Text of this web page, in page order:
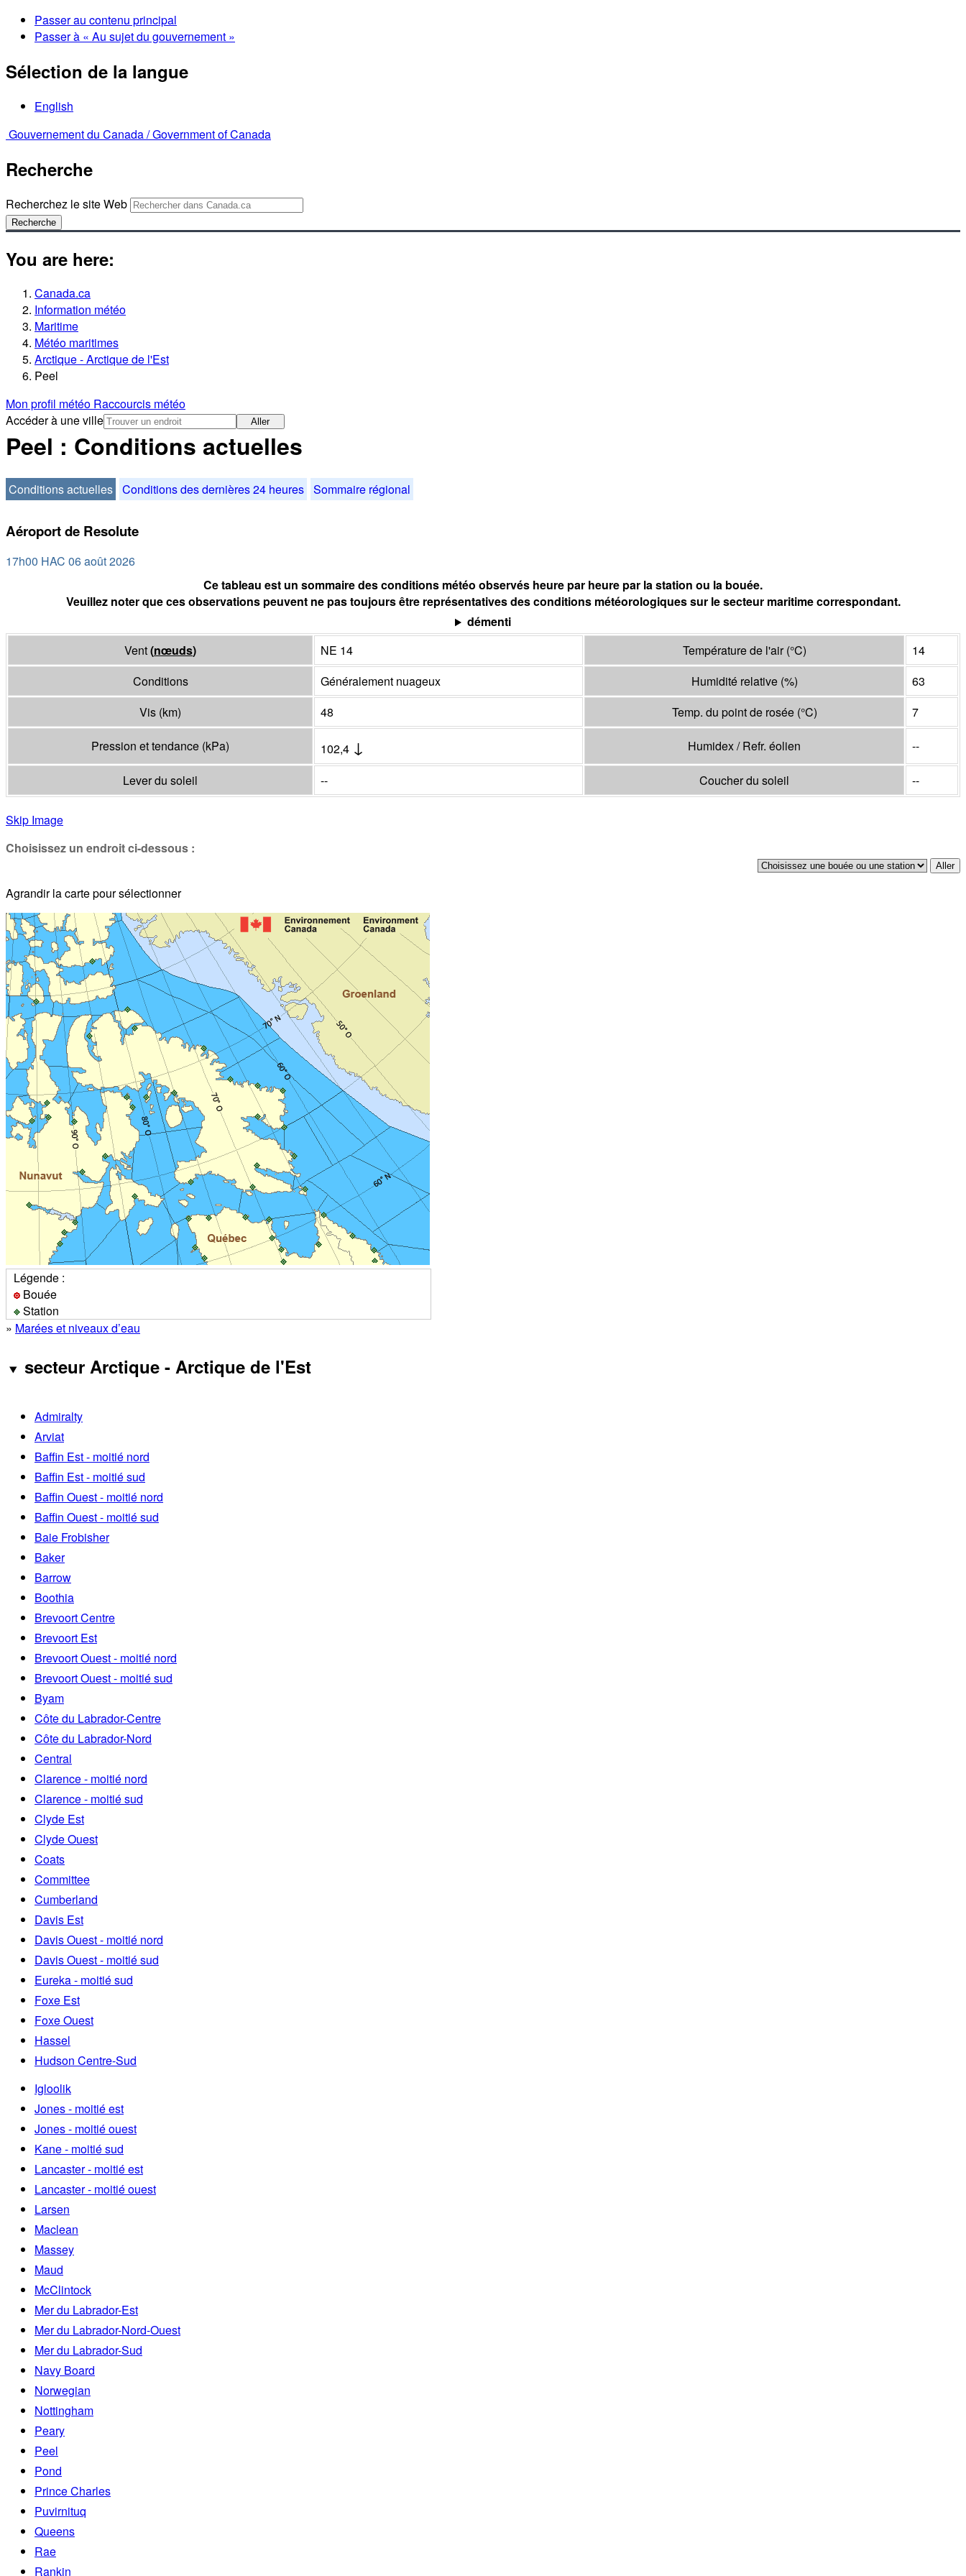
Passer au contenu principal
Passer à « Au sujet du gouvernement »
Sélection de la langue
English
Gouvernement du Canada /Government of Canada
Recherche
Recherchez le site Web
Recherche
You are here:
Canada.ca
Information météo
Maritime
Météo maritimes
Arctique - Arctique de l'Est
Peel
Mon profil météo Raccourcis météo
Accéder à une ville
Aller
Peel : Conditions actuelles
Conditions actuelles Conditions des dernières 24 heures Sommaire régional
Aéroport de Resolute
17h00 HAC 06 août 2026
Ce tableau est un sommaire des conditions météo observés heure par heure par la station ou la bouée.
Veuillez noter que ces observations peuvent ne pas toujours être représentatives des conditions météorologiques sur le secteur maritime correspondant.
démenti
Vent(nœuds) NE 14 Température de l'air(°C)
14
Conditions
Généralement nuageux Humidité relative (%)
63
Vis (km) 48 Temp. du point de rosée (°C) 7
Pression et tendance (kPa) 102,4 ↓ Humidex / Refr. éolien --
Lever du soleil -- Coucher du soleil --
Skip Image
Choisissez un endroit ci-dessous :
Agrandir la carte pour sélectionner
Légende :
Bouée
Station
» Marées et niveaux d’eau
secteur Arctique - Arctique de l'Est
Admiralty
Arviat
Baffin Est - moitié nord
Baffin Est - moitié sud
Baffin Ouest - moitié nord
Baffin Ouest - moitié sud
Baie Frobisher
Baker
Barrow
Boothia
Brevoort Centre
Brevoort Est
Brevoort Ouest - moitié nord
Brevoort Ouest - moitié sud
Byam
Côte du Labrador-Centre
Côte du Labrador-Nord
Central
Clarence - moitié nord
Clarence - moitié sud
Clyde Est
Clyde Ouest
Coats
Committee
Cumberland
Davis Est
Davis Ouest - moitié nord
Davis Ouest - moitié sud
Eureka - moitié sud
Foxe Est
Foxe Ouest
Hassel
Hudson Centre-Sud
Igloolik
Jones - moitié est
Jones - moitié ouest
Kane - moitié sud
Lancaster - moitié est
Lancaster - moitié ouest
Larsen
Maclean
Massey
Maud
McClintock
Mer du Labrador-Est
Mer du Labrador-Nord-Ouest
Mer du Labrador-Sud
Navy Board
Norwegian
Nottingham
Peary
Peel
Pond
Prince Charles
Puvirnituq
Queens
Rae
Rankin